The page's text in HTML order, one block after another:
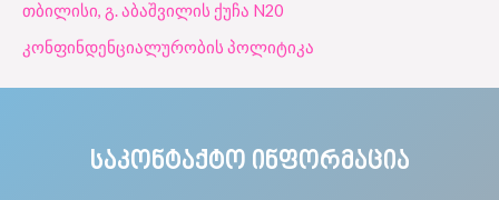
თბილისი, გ. აბაშვილის ქუჩა N20
კონფინდენციალურობის პოლიტიკა
ᲡᲐᲙᲝᲜᲢᲐᲥᲢᲝ ᲘᲜᲤᲝᲠᲛᲐᲪᲘᲐ